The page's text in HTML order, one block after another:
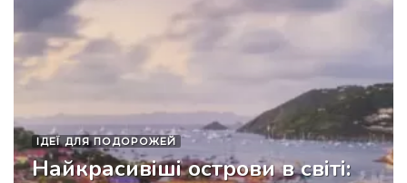
ІДЕЇ ​​ДЛЯ ПОДОРОЖЕЙ
Найкрасивіші острови в світі: